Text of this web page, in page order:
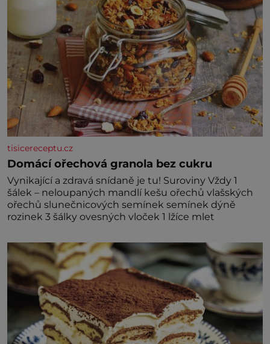
tisicereceptu.cz
Domácí ořechová granola bez cukru
Vynikající a zdravá snídaně je tu! Suroviny Vždy 1
šálek – neloupaných mandlí kešu ořechů vlašských
ořechů slunečnicových semínek semínek dýně
rozinek 3 šálky ovesných vloček 1 lžíce mlet